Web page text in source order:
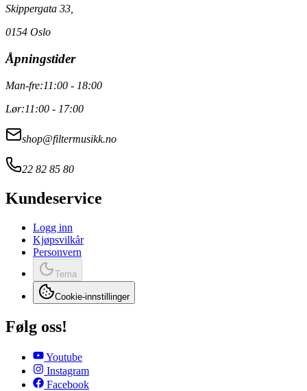
Skippergata 33,
0154 Oslo
Åpningstider
Man-fre:11:00 - 18:00
Lør:11:00 - 17:00
shop@filtermusikk.no
22 82 85 80
Kundeservice
Logg inn
Kjøpsvilkår
Personvern
Tema
Cookie-innstillinger
Følg oss!
Youtube
Instagram
Facebook